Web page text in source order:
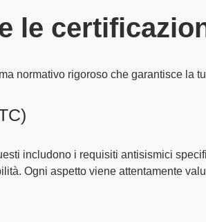
le
normativo rigoroso che garantisce la
includono i requisiti antisismici
. Ogni aspetto viene attentamente